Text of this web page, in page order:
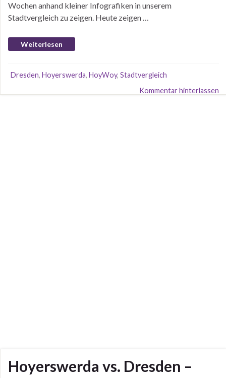
Wochen anhand kleiner Infografiken in unserem
Stadtvergleich zu zeigen. Heute zeigen …
Weiterlesen
Dresden, Hoyerswerda, HoyWoy, Stadtvergleich
Kommentar hinterlassen
Hoyerswerda vs. Dresden –